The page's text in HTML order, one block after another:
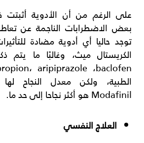
على الرغم من أن الأدوية أثبتت
بعض الاضطرابات الناجمة عن
توجد حاليا أي أدوية مضادة
الكريستال ميث، وغالبًا ما يتم
الطبية، ولكن معدل النجاح
Modafinil هو أكثر نجاحا إلى حد ما.
العلاج النفسي